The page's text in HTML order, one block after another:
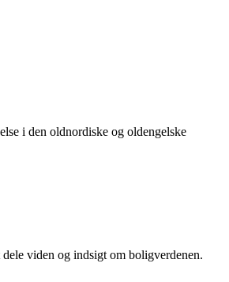
i den oldnordiske og oldengelske
viden og indsigt om boligverdenen.